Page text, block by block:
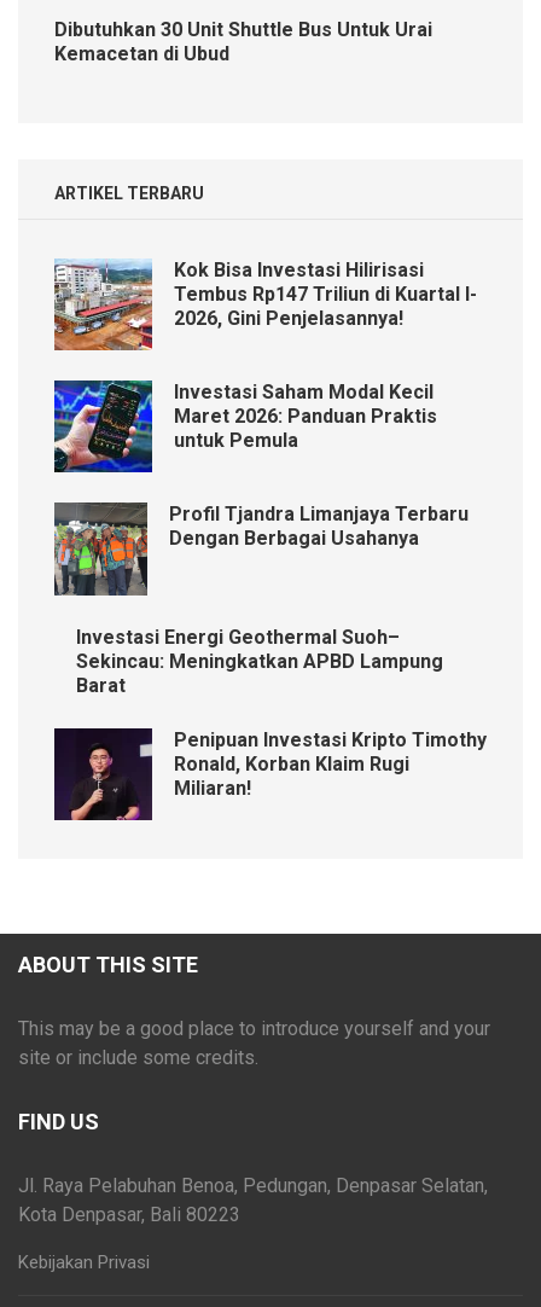
Dibutuhkan 30 Unit Shuttle Bus Untuk Urai
Kemacetan di Ubud
ARTIKEL TERBARU
Kok Bisa Investasi Hilirisasi
Tembus Rp147 Triliun di Kuartal I-
2026, Gini Penjelasannya!
Investasi Saham Modal Kecil
Maret 2026: Panduan Praktis
untuk Pemula
Profil Tjandra Limanjaya Terbaru
Dengan Berbagai Usahanya
Investasi Energi Geothermal Suoh–
Sekincau: Meningkatkan APBD Lampung
Barat
Penipuan Investasi Kripto Timothy
Ronald, Korban Klaim Rugi
Miliaran!
ABOUT THIS SITE
This may be a good place to introduce yourself and your
site or include some credits.
FIND US
Jl. Raya Pelabuhan Benoa, Pedungan, Denpasar Selatan,
Kota Denpasar, Bali 80223
Kebijakan Privasi